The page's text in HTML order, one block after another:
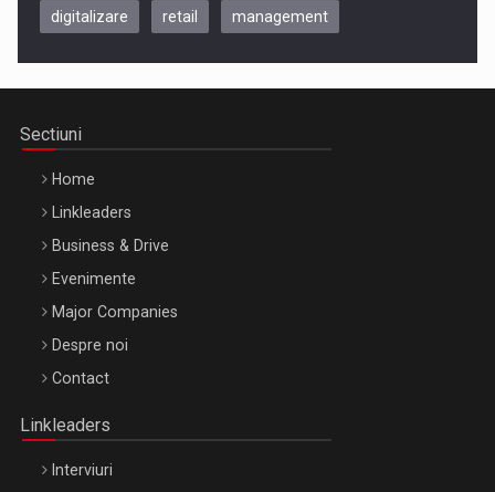
Be Inspired. Make it Happen!, CLUJ, 9 Decembrie
Be Inspired. Make it Happen!, ARTEMIS LETO, ORADEA, 8
Octombrie
digitalizare retail management
Sectiuni
Home
Linkleaders
Business & Drive
Evenimente
Major Companies
Despre noi
Contact
Linkleaders
Interviuri